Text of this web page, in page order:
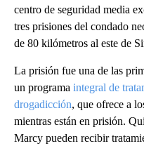
centro de seguridad media
tres prisiones del condado
de 80 kilómetros al este de
La prisión fue una de las
un programa integral de
drogadicción, que ofrece a
mientras están en prisión.
Marcy pueden recibir